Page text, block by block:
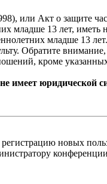
или Акт о защите
младше 13 лет, иметь
младше 13
Обратите
кроме
имеет юридической
новых